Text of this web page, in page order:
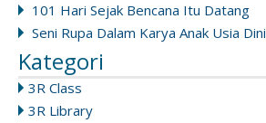
101 Hari Sejak Bencana Itu Datang
Seni Rupa Dalam Karya Anak Usia Dini
Kategori
3R Class
3R Library